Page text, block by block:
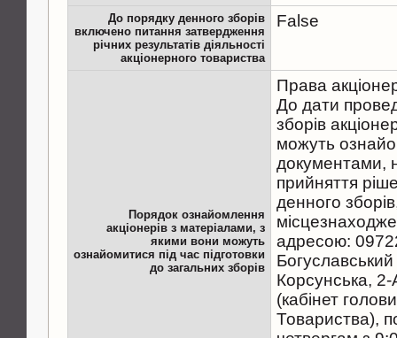
До порядку денного зборів
включено питання затвердження
річних результатів діяльності
акціонерного товариства
False
Порядок ознайомлення
акціонерів з матеріалами, з
якими вони можуть
ознайомитися під час підготовки
до загальних зборів
Права
До дати
зборів
можуть
документами,
прийняття
денного
адресою:
Богуславський
Корсунська,
(кабінет
Товариства),